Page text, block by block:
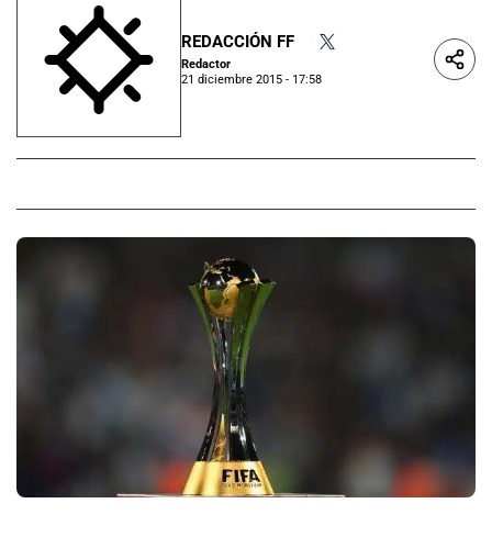
REDACCIÓN FF
Redactor
21 diciembre 2015 - 17:58